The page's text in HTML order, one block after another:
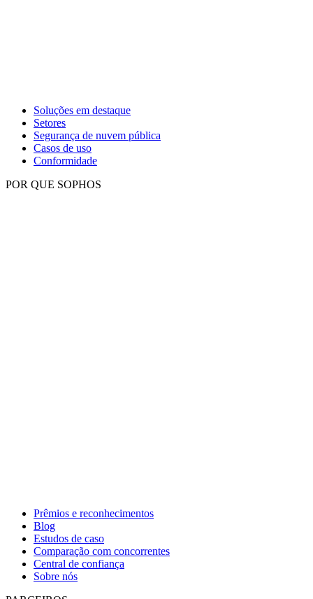
Soluções em destaque
Setores
Segurança de nuvem pública
Casos de uso
Conformidade
POR QUE SOPHOS
Prêmios e reconhecimentos
Blog
Estudos de caso
Comparação com concorrentes
Central de confiança
Sobre nós